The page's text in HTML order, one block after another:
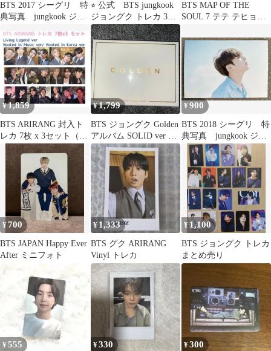
BTS 2017 シーグリ 特
典写真 jungkook ジョ
⭐︎ 公式 BTS jungkook
ジョングク トレカ 3枚
セット
BTS MAP OF THE
SOUL 7 テテ テヒョン
¥1,859
BTS ARIRANG 封入ト
レカ 7枚 x 3セット（計
21枚）③
¥1,799
BTS ジョングク Golden
アルバム SOLID ver 新
品未開封
¥900
BTS 2018 シーグリ 特
典写真 jungkook ジョ
ングク
¥700
BTS JAPAN Happy Ever
After ミニフォト
¥ 1,333
BTS グク ARIRANG
Vinyl トレカ
¥ 1,100
BTS ジョングク トレカ
まとめ売り
¥555 ¥330 ¥300